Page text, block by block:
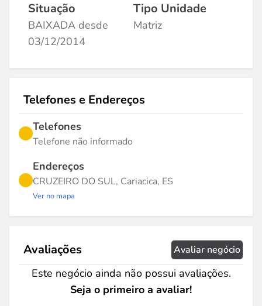
Situação
BAIXADA desde
03/12/2014
Tipo Unidade
Matriz
Telefones e Endereços
Telefones
Telefone não informado
Endereços
CRUZEIRO DO SUL, Cariacica, ES
Ver no mapa
Avaliações Avaliar negócio
Este negócio ainda não possui avaliações.
Seja o primeiro a avaliar!